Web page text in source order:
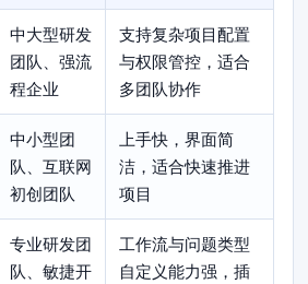
中大型研发
团队、强流
程企业
支持复杂项目配置
与权限管控，适合
多团队协作
中小型团
队、互联网
初创团队
上手快，界面简
洁，适合快速推进
项目
专业研发团
队、敏捷开
工作流与问题类型
自定义能力强，插